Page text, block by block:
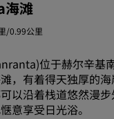
滩
/0.99公里
位于赫尔辛基
，有着得天独厚的
以沿着栈道悠然漫
意享受日光浴。